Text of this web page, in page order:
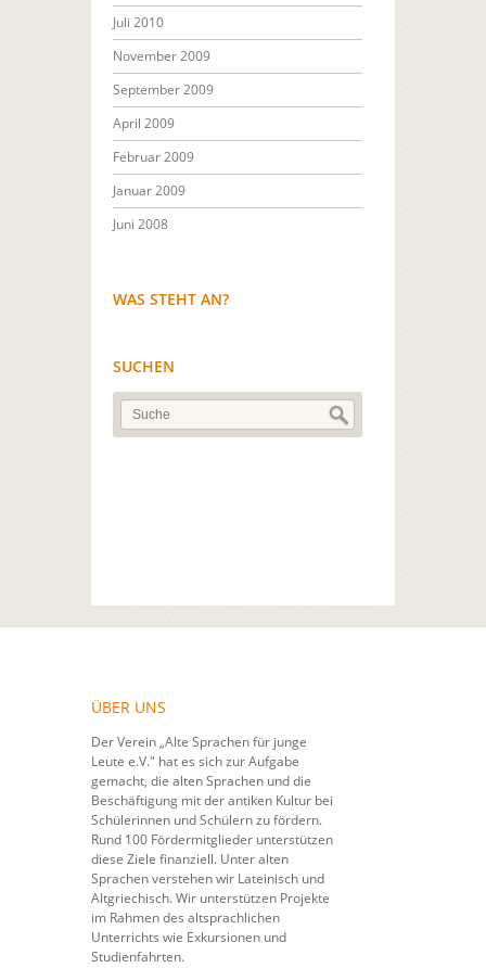
Juli 2010
November 2009
September 2009
April 2009
Februar 2009
Januar 2009
Juni 2008
WAS STEHT AN?
SUCHEN
ÜBER UNS
Der Verein „Alte Sprachen für junge
Leute e.V." hat es sich zur Aufgabe
gemacht, die alten Sprachen und die
Beschäftigung mit der antiken Kultur bei
Schülerinnen und Schülern zu fördern.
Rund 100 Fördermitglieder unterstützen
diese Ziele finanziell. Unter alten
Sprachen verstehen wir Lateinisch und
Altgriechisch. Wir unterstützen Projekte
im Rahmen des altsprachlichen
Unterrichts wie Exkursionen und
Studienfahrten.